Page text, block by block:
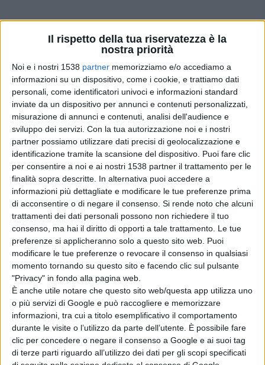
Il rispetto della tua riservatezza è la
nostra priorità
Noi e i nostri 1538 partner memorizziamo e/o accediamo a
informazioni su un dispositivo, come i cookie, e trattiamo dati
personali, come identificatori univoci e informazioni standard
inviate da un dispositivo per annunci e contenuti personalizzati,
misurazione di annunci e contenuti, analisi dell'audience e
sviluppo dei servizi. Con la tua autorizzazione noi e i nostri
partner possiamo utilizzare dati precisi di geolocalizzazione e
identificazione tramite la scansione del dispositivo. Puoi fare clic
per consentire a noi e ai nostri 1538 partner il trattamento per le
finalità sopra descritte. In alternativa puoi accedere a
informazioni più dettagliate e modificare le tue preferenze prima
di acconsentire o di negare il consenso. Si rende noto che alcuni
trattamenti dei dati personali possono non richiedere il tuo
consenso, ma hai il diritto di opporti a tale trattamento. Le tue
preferenze si applicheranno solo a questo sito web. Puoi
modificare le tue preferenze o revocare il consenso in qualsiasi
momento tornando su questo sito e facendo clic sul pulsante
"Privacy" in fondo alla pagina web.
È anche utile notare che questo sito web/questa app utilizza uno
o più servizi di Google e può raccogliere e memorizzare
informazioni, tra cui a titolo esemplificativo il comportamento
durante le visite o l’utilizzo da parte dell’utente. È possibile fare
clic per concedere o negare il consenso a Google e ai suoi tag
di terze parti riguardo all’utilizzo dei dati per gli scopi specificati
PERSONAGGI